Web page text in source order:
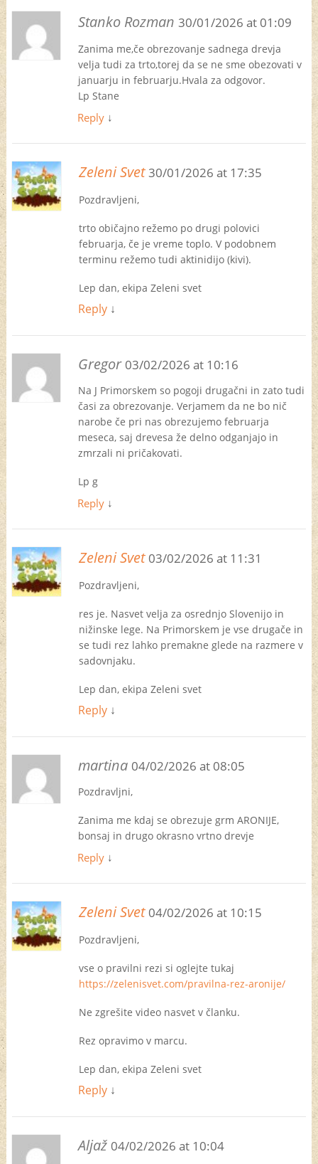
Stanko Rozman30/01/2026 at 01:09
Zanima me,če obrezovanje sadnega drevja
velja tudi za trto,torej da se ne sme obezovati v
januarju in februarju.Hvala za odgovor.
Lp Stane
Reply ↓
Zeleni Svet 30/01/2026 at 17:35
Pozdravljeni,
trto običajno režemo po drugi polovici
februarja, če je vreme toplo. V podobnem
terminu režemo tudi aktinidijo (kivi).
Lep dan, ekipa Zeleni svet
Reply ↓
Gregor 03/02/2026 at 10:16
Na J Primorskem so pogoji drugačni in zato tudi
časi za obrezovanje. Verjamem da ne bo nič
narobe če pri nas obrezujemo februarja
meseca, saj drevesa že delno odganjajo in
zmrzali ni pričakovati.
Lp g
Reply ↓
Zeleni Svet 03/02/2026 at 11:31
Pozdravljeni,
res je. Nasvet velja za osrednjo Slovenijo in
nižinske lege. Na Primorskem je vse drugače in
se tudi rez lahko premakne glede na razmere v
sadovnjaku.
Lep dan, ekipa Zeleni svet
Reply ↓
martina 04/02/2026 at 08:05
Pozdravljni,
Zanima me kdaj se obrezuje grm ARONIJE,
bonsaj in drugo okrasno vrtno drevje
Reply ↓
Zeleni Svet 04/02/2026 at 10:15
Pozdravljeni,
vse o pravilni rezi si oglejte tukaj
https://zelenisvet.com/pravilna-rez-aronije/
Ne zgrešite video nasvet v članku.
Rez opravimo v marcu.
Lep dan, ekipa Zeleni svet
Reply ↓
Aljaž 04/02/2026 at 10:04